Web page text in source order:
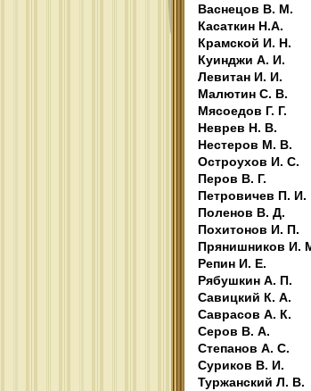
Васнецов В. М.
Касаткин Н.А.
Крамской И. Н.
Куинджи А. И.
Левитан И. И.
Малютин С. В.
Мясоедов Г. Г.
Неврев Н. В.
Нестеров М. В.
Остроухов И. С.
Перов В. Г.
Петровичев П. И.
Поленов В. Д.
Похитонов И. П.
Прянишников И.
Репин И. Е.
Рябушкин А. П.
Савицкий К. А.
Саврасов А. К.
Серов В. А.
Степанов А. С.
Суриков В. И.
Туржанский Л. В.